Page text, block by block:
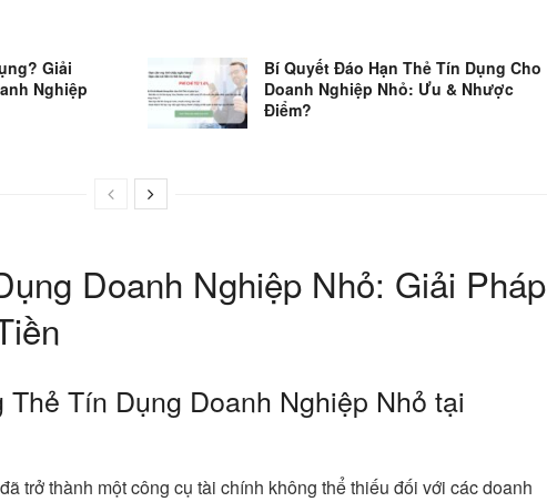
Giải
Nghiệp
Bí Quyết Đáo Hạn Thẻ Tín Dụng Cho
Doanh Nghiệp Nhỏ: Ưu & Nhược
Điểm?
Doanh Nghiệp Nhỏ: Giải Pháp
Tín Dụng Doanh Nghiệp Nhỏ tại
trở thành một công cụ tài chính không thể thiếu đối với các doanh